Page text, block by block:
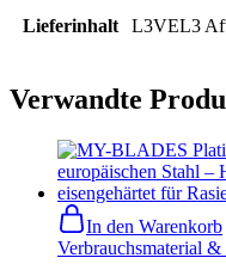
Lieferinhalt L3VEL3
Verwandte
In den Warenkorb
Verbrauchsmaterial &